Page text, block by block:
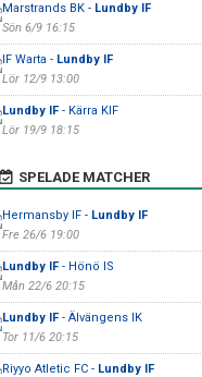
Marstrands BK - Lundby IF
Sön 6/9 16:15
IF Warta - Lundby IF
Lör 12/9 13:00
Lundby IF- Kärra KIF
Lör 19/9 18:15
SPELADE MATCHER
Hermansby IF - Lundby IF
Fre 26/6 19:00
Lundby IF- Hönö IS
Mån 22/6 20:15
Lundby IF- Älvängens IK
Tor 11/6 20:15
Riyyo Atletic FC - Lundby IF